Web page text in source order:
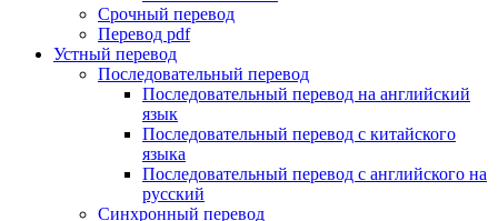
Срочный перевод
Перевод pdf
Устный перевод
Последовательный перевод
Последовательный перевод на английский
язык
Последовательный перевод с китайского
языка
Последовательный перевод с английского на
русский
Синхронный перевод